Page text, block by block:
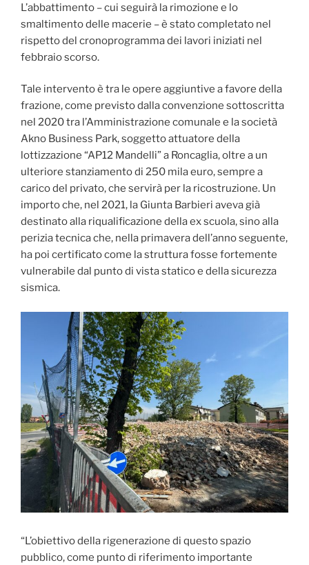
L’abbattimento – cui seguirà la rimozione e lo
smaltimento delle macerie – è stato completato nel
rispetto del cronoprogramma dei lavori iniziati nel
febbraio scorso.
Tale intervento è tra le opere aggiuntive a favore della
frazione, come previsto dalla convenzione sottoscritta
nel 2020 tra l’Amministrazione comunale e la società
Akno Business Park, soggetto attuatore della
lottizzazione “AP12 Mandelli” a Roncaglia, oltre a un
ulteriore stanziamento di 250 mila euro, sempre a
carico del privato, che servirà per la ricostruzione. Un
importo che, nel 2021, la Giunta Barbieri aveva già
destinato alla riqualificazione della ex scuola, sino alla
perizia tecnica che, nella primavera dell’anno seguente,
ha poi certificato come la struttura fosse fortemente
vulnerabile dal punto di vista statico e della sicurezza
sismica.
“L’obiettivo della rigenerazione di questo spazio
pubblico, come punto di riferimento importante